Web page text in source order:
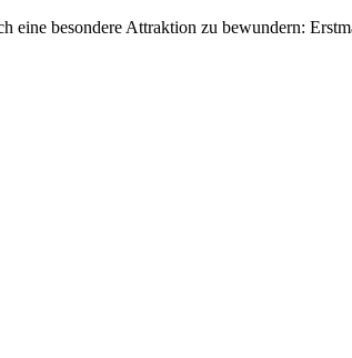
besondere Attraktion zu bewundern: